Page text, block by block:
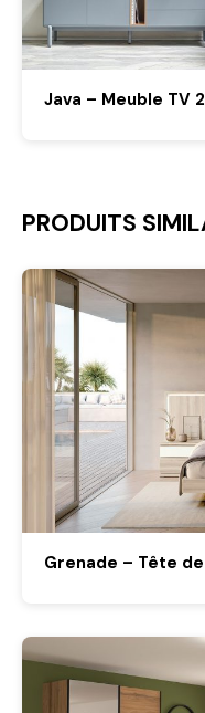
Java – Meuble TV
PRODUITS
Grenade – Tête